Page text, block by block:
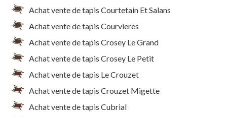
Achat vente de tapis Courtetain Et Salans
Achat vente de tapis Courvieres
Achat vente de tapis Crosey Le Grand
Achat vente de tapis Crosey Le Petit
Achat vente de tapis Le Crouzet
Achat vente de tapis Crouzet Migette
Achat vente de tapis Cubrial